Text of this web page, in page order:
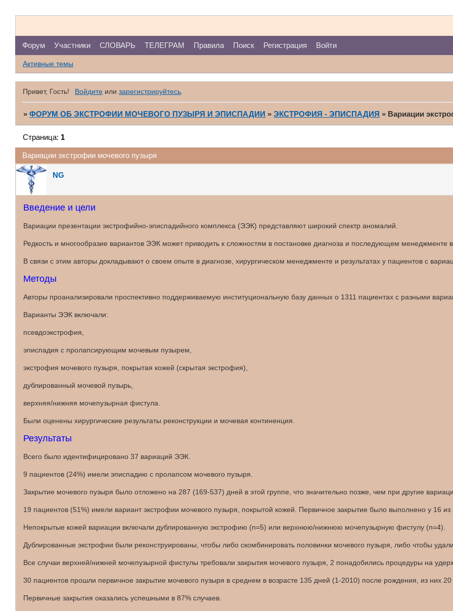
Форум Участники СЛОВАРЬ ТЕЛЕГРАМ Правила Поиск Регистрация Войти
Активные темы
Привет, Гость! Войдите или зарегистрируйтесь.
»ФОРУМ ОБ ЭКСТРОФИИ МОЧЕВОГО ПУЗЫРЯ И ЭПИСПАДИИ »ЭКСТРОФИЯ - ЭПИСПАДИЯ » Вариации
Вариации экстрофии мочевого пузыря
Страница: 1
NG
Введение и цели
Вариации презентации экстрофийно-эписпадийного комплекса (ЭЭК) представляют широкий спектр аномалий.
Редкость и многообразие вариантов ЭЭК может приводить к сложностям в постановке диагноза и последующем менеджменте
В связи с этим авторы докладывают о своем опыте в диагнозе, хирургическом менеджменте и результатах у пациентов с
Методы
Авторы проанализировали проспективно поддерживаемую институциональную базу данных о 1311 пациентах с разными
Варианты ЭЭК включали:
псевдоэкстрофия,
эписпадия с пролапсирующим мочевым пузырем,
экстрофия мочевого пузыря, покрытая кожей (скрытая экстрофия),
дублированный мочевой пузырь,
верхняя/нижняя мочепузырная фистула.
Были оценены хирургические результаты реконструкции и мочевая континенция.
Результаты
Всего было идентифицировано 37 вариаций ЭЭК.
9 пациентов (24%) имели эписпадию с пролапсом мочевого пузыря.
Закрытие мочевого пузыря было отложено на 287 (169-537) дней в этой группе, что значительно позже, чем при другие
19 пациентов (51%) имели вариант экстрофии мочевого пузыря, покрытой кожей. Первичное закрытие было выполнено у 16
Непокрытые кожей вариации включали дублированную экстрофию (n=5) или верхнюю/нижнюю мочепузырную фистулу (n=4).
Дублированные экстрофии были реконструированы, чтобы либо скомбинировать половинки мочевого пузыря, либо чтобы
Все случаи верхней/нижней мочепузырной фистулы требовали закрытия мочевого пузыря, 2 понадобились процедуры на
30 пациентов прошли первичное закрытие мочевого пузыря в среднем в возрасте 135 дней (1-2010) после рождения, из них
Первичные закрытия оказались успешными в 87% случаев.